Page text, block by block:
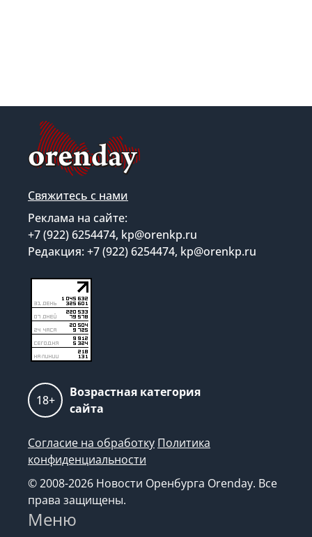
Свяжитесь с нами
Реклама на сайте:
+7 (922) 6254474, kp@orenkp.ru
Редакция: +7 (922) 6254474, kp@orenkp.ru
18+
Возрастная категория
сайта
Согласие на обработку Политика
конфиденциальности
© 2008-2026 Новости Оренбурга Orenday. Все
права защищены.
Меню